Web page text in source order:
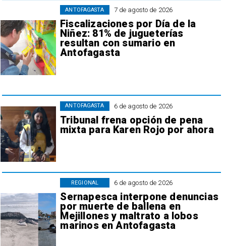
7 de agosto de 2026
Fiscalizaciones por Día de la
Niñez: 81% de jugueterías
resultan con sumario en
Antofagasta
ANTOFAGASTA
6 de agosto de 2026
Tribunal frena opción de pena
mixta para Karen Rojo por ahora
ANTOFAGASTA
6 de agosto de 2026
Sernapesca interpone denuncias
por muerte de ballena en
Mejillones y maltrato a lobos
marinos en Antofagasta
REGIONAL